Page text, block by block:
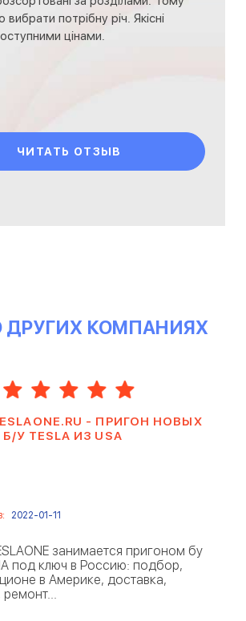
потрібну річ. Якісні
цінами.
ЧИТАТЬ ОТЗЫВ
ДРУГИХ КОМПАНИЯХ
- ПРИГОН НОВЫХ
Б/У TESLA ИЗ USA
2022-01-11
занимается пригоном бу
под ключ в Россию: подбор,
в Америке, доставка,